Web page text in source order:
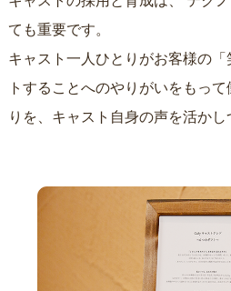
ても重要です。
キャスト一人ひとりがお客様の
トすることへのやりがいをもって
りを、キャスト自身の声を活かし